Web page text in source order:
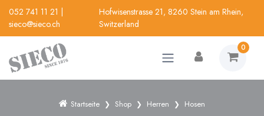
052 741 11 21
sieco@sieco.ch
Hofwisenstrasse 21, 8260 Stein am Rhein,
Switzerland
0
Startseite Shop Herren Hosen